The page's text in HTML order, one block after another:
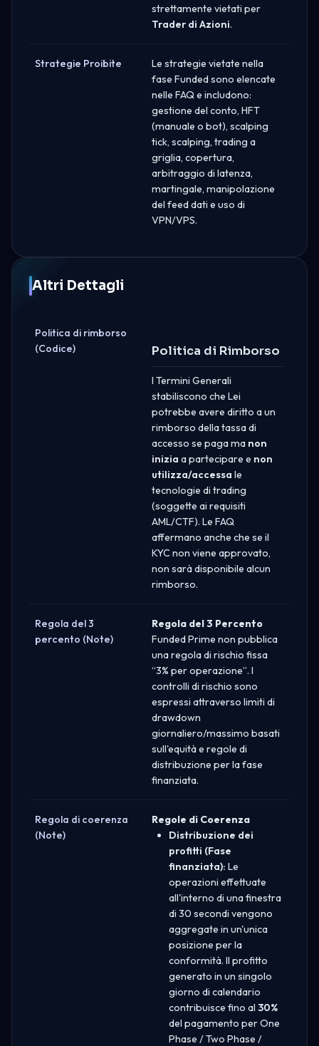
strettamente vietati per
Trader di Azioni.
Strategie Proibite
Le strategie vietate nella
fase Funded sono elencate
nelle FAQ e includono:
gestione del conto, HFT
(manuale o bot), scalping
tick, scalping, trading a
griglia, copertura,
arbitraggio di latenza,
martingale, manipolazione
del feed dati e uso di
VPN/VPS.
Altri Dettagli
Politica di rimborso
(Codice)
Politica di Rimborso
I Termini Generali
stabiliscono che Lei
potrebbe avere diritto a un
rimborso della tassa di
accesso se paga ma non
inizia a partecipare e non
utilizza/accessa le
tecnologie di trading
(soggette ai requisiti
AML/CTF). Le FAQ
affermano anche che se il
KYC non viene approvato,
non sarà disponibile alcun
rimborso.
Regola del 3
percento (Note)
Regola del 3 Percento
Funded Prime non pubblica
una regola di rischio fissa
“3% per operazione”. I
controlli di rischio sono
espressi attraverso limiti di
drawdown
giornaliero/massimo basati
sull'equità e regole di
distribuzione per la fase
finanziata.
Regola di coerenza
(Note)
Regole di Coerenza
Distribuzione dei
profitti (Fase
finanziata): Le
operazioni effettuate
all'interno di una finestra
di 30 secondi vengono
aggregate in un'unica
posizione per la
conformità. Il profitto
generato in un singolo
giorno di calendario
contribuisce fino al 30%
del pagamento per One
Phase / Two Phase /